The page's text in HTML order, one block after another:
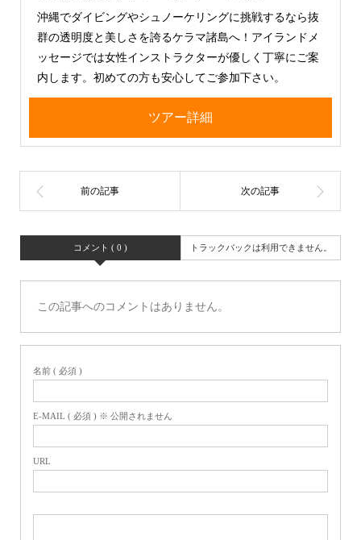
沖縄でダイビングやシュノーケリングに挑戦するなら抜
群の透明度と美しさを誇るケラマ諸島へ！アイランドメ
ッセージでは女性インストラクターが優しく丁寧にご案
内します。初めての方も安心してご参加下さい。
ツアー詳細
コメント ( 0 ) トラックバックは利用できません。
この記事へのコメントはありません。
名前 ( 必須 )
E-MAIL ( 必須 ) ※ 公開されません
URL